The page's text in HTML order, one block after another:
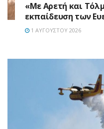
«Με Αρετή και
εκπαίδευση των
1 ΑΥΓΟΎΣΤΟΥ 2026